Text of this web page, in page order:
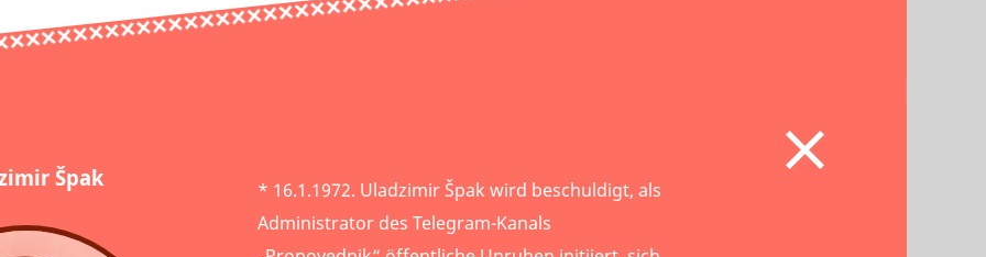
Špak
* 16.1.1972. Uladzimir Špak wird beschuldigt, als
Administrator des Telegram-Kanals